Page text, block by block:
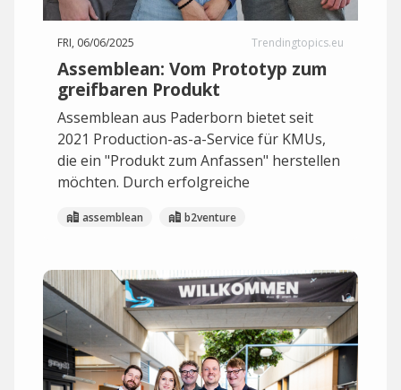
FRI, 06/06/2025 Trendingtopics.eu
Assemblean: Vom Prototyp zum
greifbaren Produkt
Assemblean aus Paderborn bietet seit
2021 Production-as-a-Service für KMUs,
die ein "Produkt zum Anfassen" herstellen
möchten. Durch erfolgreiche
assemblean b2venture